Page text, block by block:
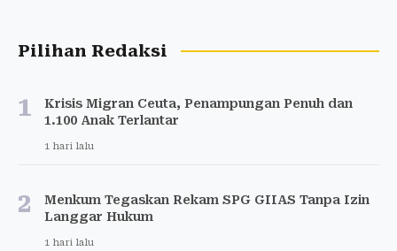
Pilihan Redaksi
1
Krisis Migran Ceuta, Penampungan Penuh dan
1.100 Anak Terlantar
1 hari lalu
2
Menkum Tegaskan Rekam SPG GIIAS Tanpa Izin
Langgar Hukum
1 hari lalu